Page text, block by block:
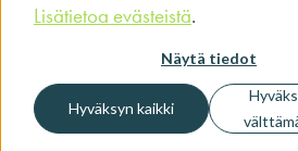
Lisätietoa evästeistä.
Näytä tiedot
Hyväksyn kaikki